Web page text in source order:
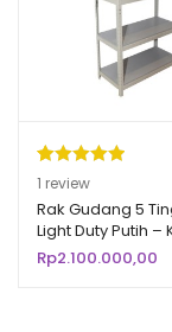
Peringkat
5.00 dari 5
berdasarka
n
1
penilaian
1 review
Rak Gudang 5
Light Duty Putih –
Rp2.100.000,00